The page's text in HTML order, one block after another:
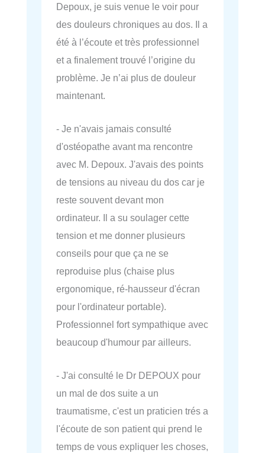
Depoux, je suis venue le voir pour
des douleurs chroniques au dos. Il a
été à l’écoute et très professionnel
et a finalement trouvé l’origine du
problème. Je n’ai plus de douleur
maintenant.
- Je n'avais jamais consulté
d'ostéopathe avant ma rencontre
avec M. Depoux. J'avais des points
de tensions au niveau du dos car je
reste souvent devant mon
ordinateur. Il a su soulager cette
tension et me donner plusieurs
conseils pour que ça ne se
reproduise plus (chaise plus
ergonomique, ré-hausseur d'écran
pour l'ordinateur portable).
Professionnel fort sympathique avec
beaucoup d'humour par ailleurs.
- J'ai consulté le Dr DEPOUX pour
un mal de dos suite a un
traumatisme, c'est un praticien trés a
l'écoute de son patient qui prend le
temps de vous expliquer les choses,